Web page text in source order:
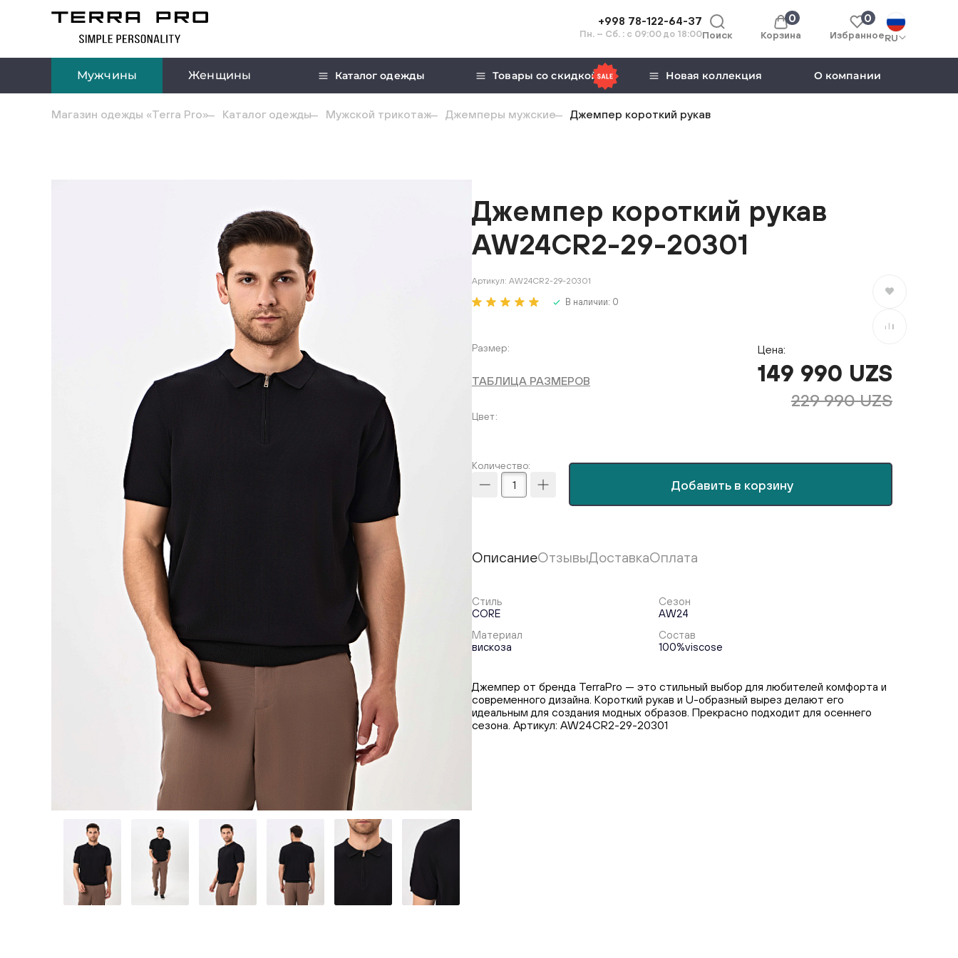
+998 78-122-64-37
Пн. – Сб. : с 09:00 до 18:00Поиск Корзина
0 0
ИзбранноеRU
Мужчины Женщины Каталог одежды Товары со скидкой Новая коллекция О компании
Магазин одежды «Terra Pro» Каталог одежды Мужской трикотаж Джемперы мужские Джемпер короткий рукав
Джемпер короткий рукав
AW24CR2-29-20301
Артикул: AW24CR2-29-20301
В наличии: 0
В избранное
В сравнение
Размер
ТАБЛИЦА РАЗМЕРОВ
Цвет
Цена:
149 990 UZS
229 990 UZS
Количество:
Добавить в корзину
ОписаниеОтзывыДоставкаОплата
Стиль
CORE
Сезон
AW24
Материал
вискоза
Состав
100%viscose
Джемпер от бренда TerraPro — это стильный выбор для любителей комфорта и
современного дизайна. Короткий рукав и U-образный вырез делают его
идеальным для создания модных образов. Прекрасно подходит для осеннего
сезона. Артикул: AW24CR2-29-20301